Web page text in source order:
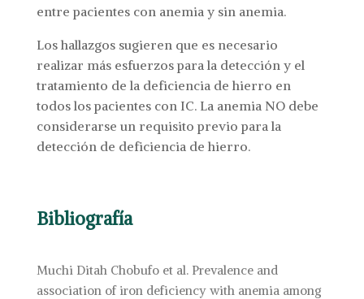
entre pacientes con anemia y sin anemia.
Los hallazgos sugieren que es necesario
realizar más esfuerzos para la detección y el
tratamiento de la deficiencia de hierro en
todos los pacientes con IC. La anemia NO debe
considerarse un requisito previo para la
detección de deficiencia de hierro.
Bibliografía
Muchi Ditah Chobufo et al. Prevalence and
association of iron deficiency with anemia among